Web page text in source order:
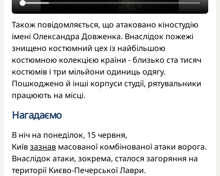
Також повідомляється, що атаковано кіностудію
імені Олександра Довженка. Внаслідок пожежі
знищено костюмний цех із найбільшою
костюмною колекцією країни - близько ста тисяч
костюмів і три мільйони одиниць одягу.
Пошкоджено й інші корпуси студії, рятувальники
працюють на місці.
Нагадаємо
В ніч на понеділок, 15 червня,
Київзазнав масованої комбінованої атаки ворога.
Внаслідок атаки, зокрема, сталося загоряння на
території Києво-Печерської Лаври.